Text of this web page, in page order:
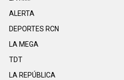
ALERTA
DEPORTES RCN
LA MEGA
TDT
LA REPÚBLICA